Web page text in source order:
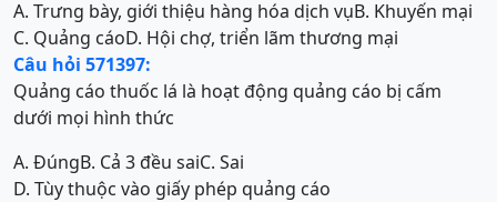
A. Trưng bày, giới thiệu hàng hóa dịch vụB. Khuyến mại
C. Quảng cáoD. Hội chợ, triển lãm thương mại
Câu hỏi 571397:
Quảng cáo thuốc lá là hoạt động quảng cáo bị cấm
dưới mọi hình thức
A. ĐúngB. Cả 3 đều saiC. Sai
D. Tùy thuộc vào giấy phép quảng cáo